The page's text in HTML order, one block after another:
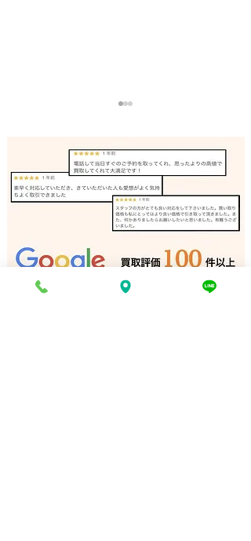
アマチュア無線機 出張買
取 宍粟市｜姫路の買取専
門店